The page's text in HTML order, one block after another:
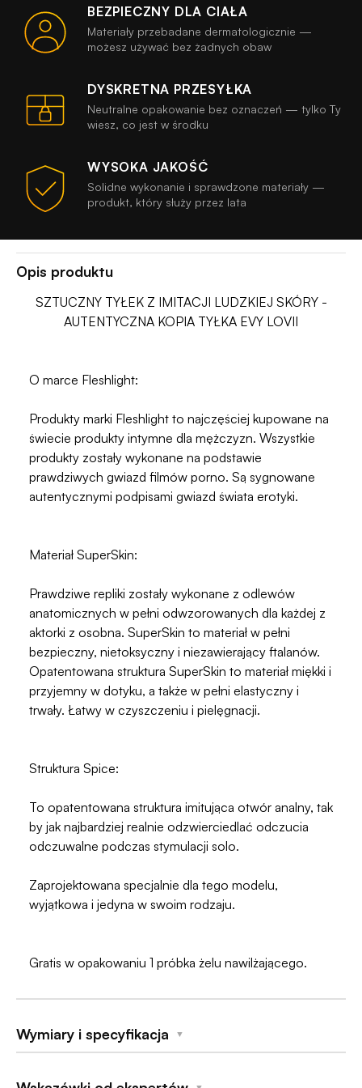
BEZPIECZNY DLA CIAŁA
Materiały przebadane dermatologicznie —
możesz używać bez żadnych obaw
DYSKRETNA PRZESYŁKA
Neutralne opakowanie bez oznaczeń — tylko Ty
wiesz, co jest w środku
WYSOKA JAKOŚĆ
Solidne wykonanie i sprawdzone materiały —
produkt, który służy przez lata
Opis produktu
SZTUCZNY TYŁEK Z IMITACJI LUDZKIEJ SKÓRY -
AUTENTYCZNA KOPIA TYŁKA EVY LOVII
O marce Fleshlight:
Produkty marki Fleshlight to najczęściej kupowane na
świecie produkty intymne dla mężczyzn. Wszystkie
produkty zostały wykonane na podstawie
prawdziwych gwiazd filmów porno. Są sygnowane
autentycznymi podpisami gwiazd świata erotyki.
Materiał SuperSkin:
Prawdziwe repliki zostały wykonane z odlewów
anatomicznych w pełni odwzorowanych dla każdej z
aktorki z osobna. SuperSkin to materiał w pełni
bezpieczny, nietoksyczny i niezawierający ftalanów.
Opatentowana struktura SuperSkin to materiał miękki i
przyjemny w dotyku, a także w pełni elastyczny i
trwały. Łatwy w czyszczeniu i pielęgnacji.
Struktura Spice:
To opatentowana struktura imitująca otwór analny, tak
by jak najbardziej realnie odzwierciedlać odczucia
odczuwalne podczas stymulacji solo.
Zaprojektowana specjalnie dla tego modelu,
wyjątkowa i jedyna w swoim rodzaju.
Gratis w opakowaniu 1 próbka żelu nawilżającego.
Wymiary i specyfikacja ▼